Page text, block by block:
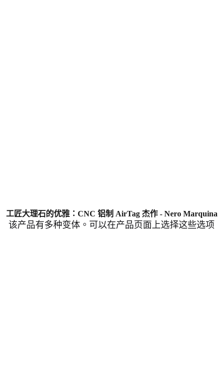
工匠大理石的优雅：CNC 铝制 AirTag 杰作 - Nero Marquina
该产品有多种变体。可以在产品页面上选择这些选项